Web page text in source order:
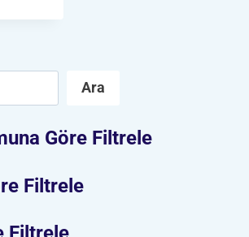
Ara
Göre Filtrele
Filtrele